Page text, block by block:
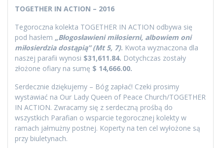
TOGETHER IN ACTION – 2016
Tegoroczna kolekta TOGETHER IN ACTION odbywa się
pod hasłem „Błogosławieni miłosierni, albowiem oni
miłosierdzia dostąpią” (Mt 5, 7). Kwota wyznaczona dla
naszej parafii wynosi $31,611.84. Dotychczas zostały
złożone ofiary na sumę $ 14,666.00.
Serdecznie dziękujemy – Bóg zapłać! Czeki prosimy
wystawiać na Our Lady Queen of Peace Church/TOGETHER
IN ACTION. Zwracamy się z serdeczną prośbą do
wszystkich Parafian o wsparcie tegorocznej kolekty w
ramach jałmużny postnej. Koperty na ten cel wyłożone są
przy biuletynach.